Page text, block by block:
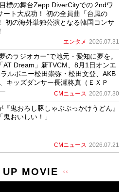
標の舞台Zepp DiverCityでの 2ndワ
ート大成功！ 初の全員曲「台風の
初の海外単独公演となる韓国コンサ
エンタメ 2026.07.31
のラジオカー”で地元・愛知に夢を。
AT Dream」新TVCM、8月1日オンエ
ルボニー松田崇弥・松田文登、AKB
キッズダンサー長瀬柊真（ＥＸＰ
―
CMニュース 2026.07.30
『鬼おろし豚しゃぶぶっかけうどん』
おいしい！」
CMニュース 2026.07.21
MOVIE